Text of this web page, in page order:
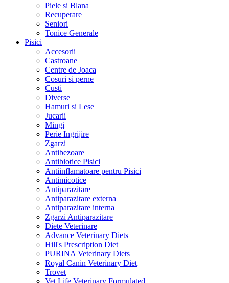
Piele si Blana
Recuperare
Seniori
Tonice Generale
Pisici
Accesorii
Castroane
Centre de Joaca
Cosuri si perne
Custi
Diverse
Hamuri si Lese
Jucarii
Mingi
Perie Ingrijire
Zgarzi
Antibezoare
Antibiotice Pisici
Antiinflamatoare pentru Pisici
Antimicotice
Antiparazitare
Antiparazitare externa
Antiparazitare interna
Zgarzi Antiparazitare
Diete Veterinare
Advance Veterinary Diets
Hill's Prescription Diet
PURINA Veterinary Diets
Royal Canin Veterinary Diet
Trovet
Vet Life Veterinary Formulated